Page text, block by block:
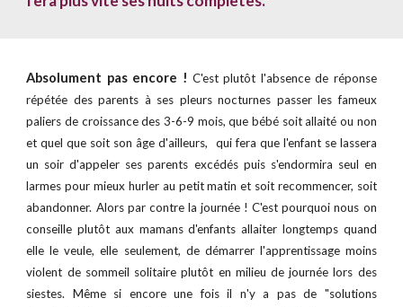
Absolument pas encore ! C'est plutôt l'absence de réponse
répétée des parents à ses pleurs nocturnes passer les fameux
paliers de croissance des 3-6-9 mois, que bébé soit allaité ou non
et quel que soit son âge d'ailleurs, qui fera que l'enfant se lassera
un soir d'appeler ses parents excédés puis s'endormira seul en
larmes pour mieux hurler au petit matin et soit recommencer, soit
abandonner. Alors par contre la journée ! C'est pourquoi nous on
conseille plutôt aux mamans d'enfants allaiter longtemps quand
elle le veule, elle seulement, de démarrer l'apprentissage moins
violent de sommeil solitaire plutôt en milieu de journée lors des
siestes. Même si encore une fois il n'y a pas de "solutions